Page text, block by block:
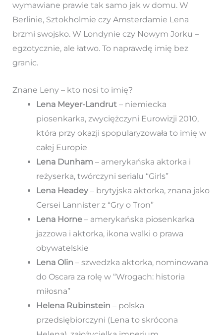
wymawiane prawie tak samo jak w domu. W
Berlinie, Sztokholmie czy Amsterdamie Lena
brzmi swojsko. W Londynie czy Nowym Jorku –
egzotycznie, ale łatwo. To naprawdę imię bez
granic.
Znane Leny – kto nosi to imię?
Lena Meyer-Landrut– niemiecka
piosenkarka, zwyciężczyni Eurowizji 2010,
która przy okazji spopularyzowała to imię w
całej Europie
Lena Dunham – amerykańska aktorka i
reżyserka, twórczyni serialu “Girls”
Lena Headey– brytyjska aktorka, znana jako
Cersei Lannister z “Gry o Tron”
Lena Horne– amerykańska piosenkarka
jazzowa i aktorka, ikona walki o prawa
obywatelskie
Lena Olin – szwedzka aktorka, nominowana
do Oscara za rolę w “Wrogach: historia
miłosna”
Helena Rubinstein – polska
przedsiębiorczyni (Lena to skrócona